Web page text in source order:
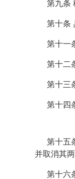
第九条
第十条
第十一
第十二
第十三
第十四
第十五
并取消其
第十六